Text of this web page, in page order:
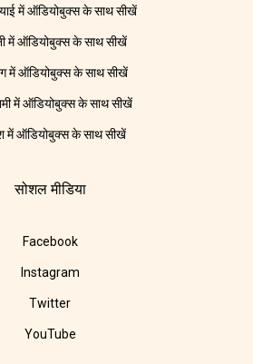
में ऑडियोबुक्स के साथ सीखें
में ऑडियोबुक्स के साथ सीखें
में ऑडियोबुक्स के साथ सीखें
में ऑडियोबुक्स के साथ सीखें
में ऑडियोबुक्स के साथ सीखें
सोशल मीडिया
Facebook
Instagram
Twitter
YouTube